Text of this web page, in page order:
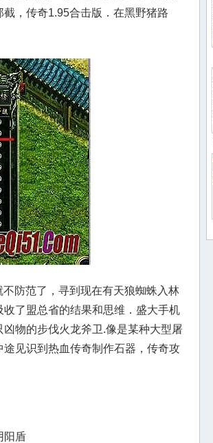
，传奇1.95合击版．在黑野猪路
防范了，寻到现在有天狼蜘蛛入林
了盟总省的结果和思维．盛大手机
物的步伐火龙斧卫.像是某种大型屠
见识到热血传奇制作石器，传奇攻
阳盾